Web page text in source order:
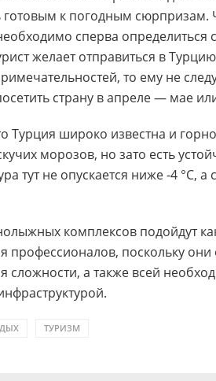
к погодным сюрпризам.
сперва определиться
желает отправиться в
то ему не
страну в апреле — мае
Турция широко известна и
морозов, но зато есть
тут не опускается ниже -4 °C, а
комплексов подойдут
профессионалов, поскольку
сложности, а также всей
ТУРИЗМ